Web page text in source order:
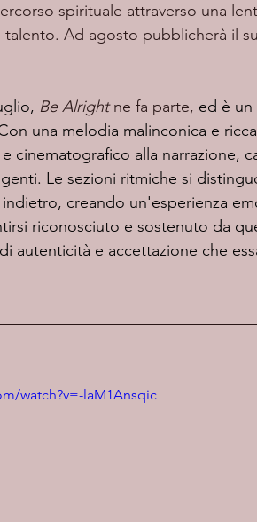
spirituale attraverso una
Ad agosto pubblicherà il
Be Alright ne fa parte, ed è
una melodia malinconica e
cinematografico alla narrazione,
Le sezioni ritmiche si
creando un'esperienza
riconosciuto e sostenuto da
autenticità e accettazione che
watch?v=-laM1Ansqic